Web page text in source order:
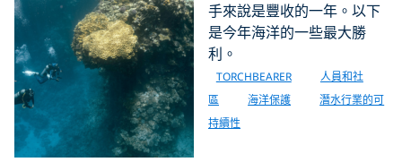
手來說是豐收的一年。以下
是今年海洋的一些最大勝
利。
TORCHBEARER
人員和社
區
海洋保護
潛水行業的可
持續性